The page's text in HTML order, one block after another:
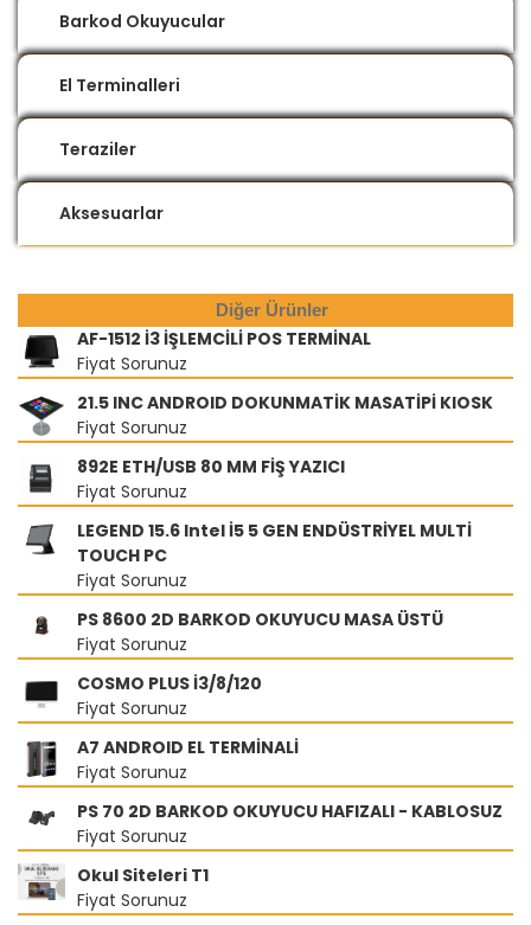
Barkod Okuyucular
El Terminalleri
Teraziler
Aksesuarlar
Diğer Ürünler
AF-1512 İ3 İŞLEMCİLİ POS TERMİNAL
Fiyat Sorunuz
21.5 INC ANDROID DOKUNMATİK MASATİPİ KIOSK
Fiyat Sorunuz
892E ETH/USB 80 MM FİŞ YAZICI
Fiyat Sorunuz
LEGEND 15.6 Intel İ5 5 GEN ENDÜSTRİYEL MULTİ
TOUCH PC
Fiyat Sorunuz
PS 8600 2D BARKOD OKUYUCU MASA ÜSTÜ
Fiyat Sorunuz
COSMO PLUS İ3/8/120
Fiyat Sorunuz
A7 ANDROID EL TERMİNALİ
Fiyat Sorunuz
PS 70 2D BARKOD OKUYUCU HAFIZALI - KABLOSUZ
Fiyat Sorunuz
Okul Siteleri T1
Fiyat Sorunuz